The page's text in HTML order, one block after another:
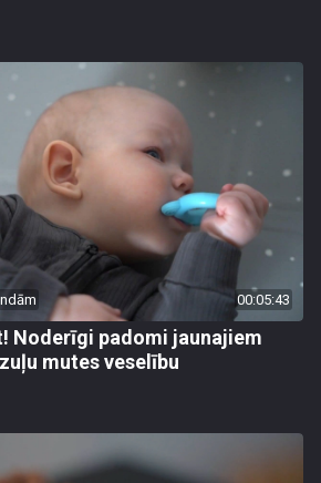
00:05:43
Noderīgi padomi jaunajiem
mutes veselību